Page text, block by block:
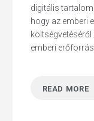
Hit enter
digitális
hogy az emberi
költségvetéséről
emberi
READ MORE